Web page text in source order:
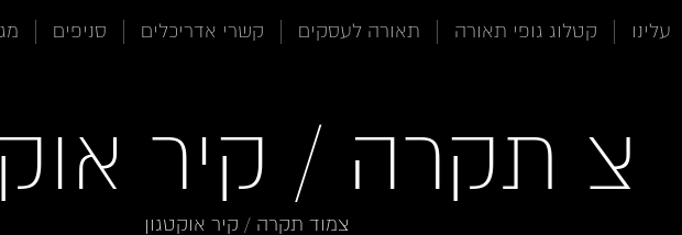
עלינו קטלוג גופי תאורה תאורה לעסקים קשרי אדריכלים סניפים
צ תקרה / קיר
צמוד תקרה / קיר אוקטגון